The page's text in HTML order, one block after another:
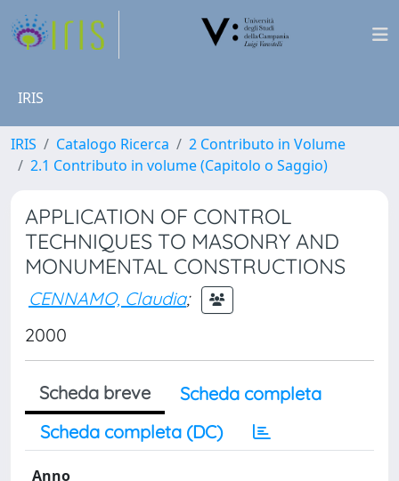
IRIS
IRIS Catalogo Ricerca
2 Contributo in Volume
2.1 Contributo in volume (Capitolo o Saggio)
APPLICATION OF CONTROL
TECHNIQUES TO MASONRY AND
MONUMENTAL CONSTRUCTIONS
CENNAMO, Claudia;
2000
Scheda breve
Scheda completa
Scheda completa (DC)
Anno